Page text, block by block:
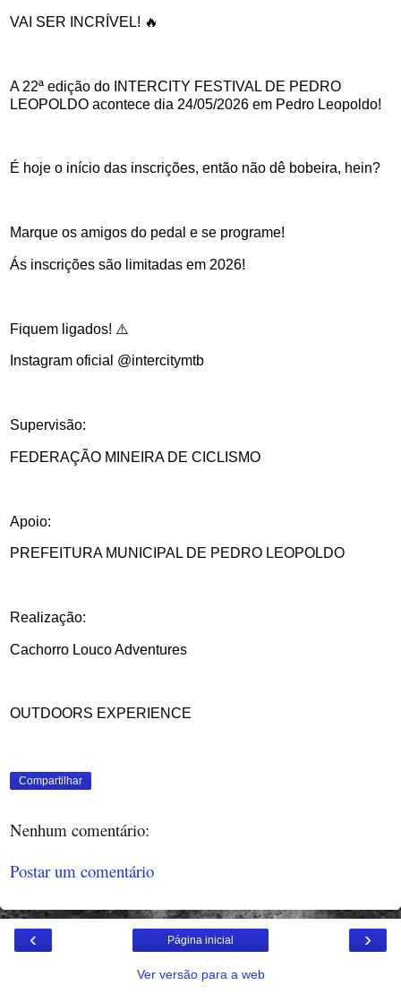
VAI SER INCRÍVEL! 🔥
A 22ª edição do INTERCITY FESTIVAL DE PEDRO
LEOPOLDO acontece dia 24/05/2026 em Pedro Leopoldo!
É hoje o início das inscrições, então não dê bobeira, hein?
Marque os amigos do pedal e se programe!
Ás inscrições são limitadas em 2026!
Fiquem ligados! ⚠️
Instagram oficial @intercitymtb
Supervisão:
FEDERAÇÃO MINEIRA DE CICLISMO
Apoio:
PREFEITURA MUNICIPAL DE PEDRO LEOPOLDO
Realização:
Cachorro Louco Adventures
OUTDOORS EXPERIENCE
Compartilhar
Nenhum comentário:
Postar um comentário
‹ ›
Página inicial
Ver versão para a web